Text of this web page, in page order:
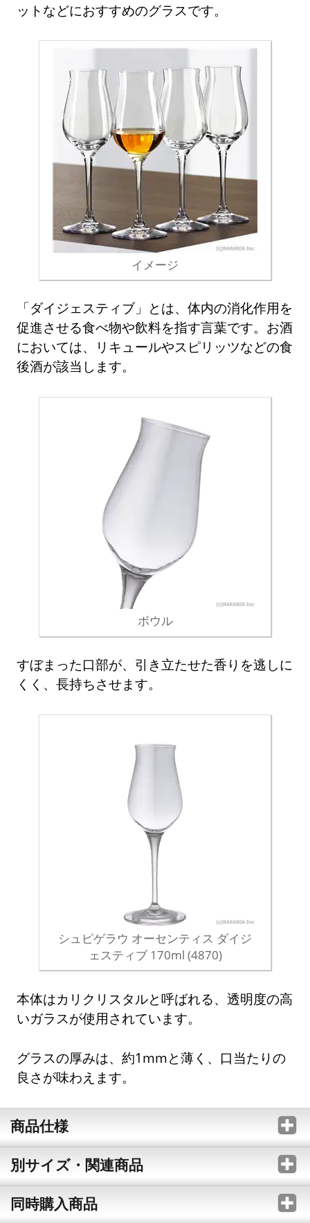
ットなどにおすすめのグラスです。
イメージ
「ダイジェスティブ」とは、体内の消化作用を
促進させる食べ物や飲料を指す言葉です。お酒
においては、リキュールやスピリッツなどの食
後酒が該当します。
ボウル
すぼまった口部が、引き立たせた香りを逃しに
くく、長持ちさせます。
シュピゲラウ オーセンティス ダイジ
ェスティブ 170ml (4870)
本体はカリクリスタルと呼ばれる、透明度の高
いガラスが使用されています。
グラスの厚みは、約1mmと薄く、口当たりの
良さが味わえます。
商品仕様
別サイズ・関連商品
同時購入商品